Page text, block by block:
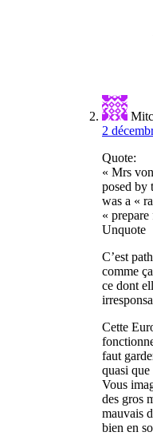
2
Quote:
« Mrs
posed by
was a «
«
Unquote
C’est
comme
ce dont
Cette
faut
quasi
Vous
des gros
mauvais
bien en